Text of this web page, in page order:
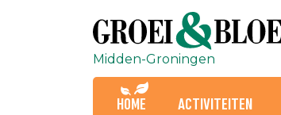
Midden-Groningen
HOME ACTIVITEITEN